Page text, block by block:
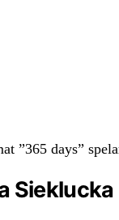
”365 days”
Sieklucka